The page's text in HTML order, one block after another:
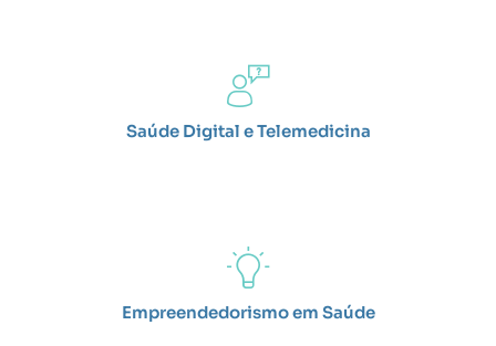
Saúde Digital e Telemedicina
Empreendedorismo em Saúde